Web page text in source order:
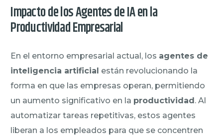
Impacto de los Agentes de IA en la
Productividad Empresarial
En el entorno empresarial actual, los agentes de
inteligencia artificial están revolucionando la
forma en que las empresas operan, permitiendo
un aumento significativo en la productividad. Al
automatizar tareas repetitivas, estos agentes
liberan a los empleados para que se concentren